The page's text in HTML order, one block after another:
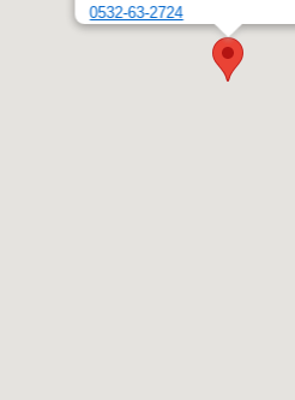
0532-63-2724